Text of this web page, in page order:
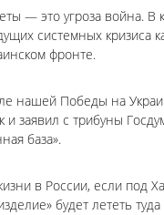
— это угроза война.
системных кризиса
фронте.
нашей Победы на
заявил с трибуны
база».
в России, если под
будет лететь